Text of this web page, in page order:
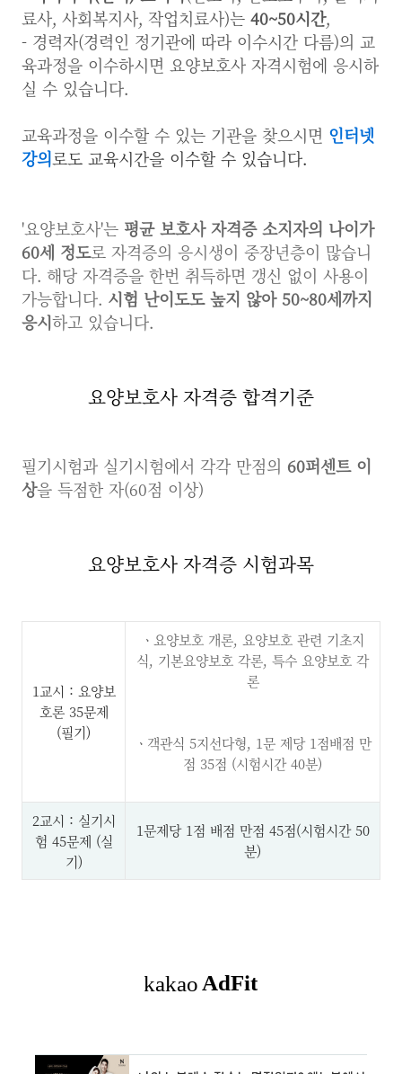
료사, 사회복지사, 작업치료사)는 40~50시간,
- 경력자(경력인 정기관에 따라 이수시간 다름)의 교
육과정을 이수하시면 요양보호사 자격시험에 응시하
실 수 있습니다.
교육과정을 이수할 수 있는 기관을 찾으시면 인터넷
강의로도 교육시간을 이수할 수 있습니다.
'요양보호사'는 평균 보호사 자격증 소지자의 나이가
60세 정도로 자격증의 응시생이 중장년층이 많습니
다. 해당 자격증을 한번 취득하면 갱신 없이 사용이
가능합니다. 시험 난이도도 높지 않아 50~80세까지
응시하고 있습니다.
요양보호사 자격증 합격기준
필기시험과 실기시험에서 각각 만점의 60퍼센트 이
상을 득점한 자(60점 이상)
요양보호사 자격증 시험과목
1교시 : 요양보
호론 35문제
(필기)
ㆍ 요양보호 개론, 요양보호 관련 기초지
식, 기본요양보호 각론, 특수 요양보호 각
론
ㆍ 객관식 5지선다형, 1문 제당 1점배점 만
점 35점 (시험시간 40분)
2교시 : 실기시
험 45문제 (실
기)
1문제당 1점 배점 만점 45점(시험시간 50
분)